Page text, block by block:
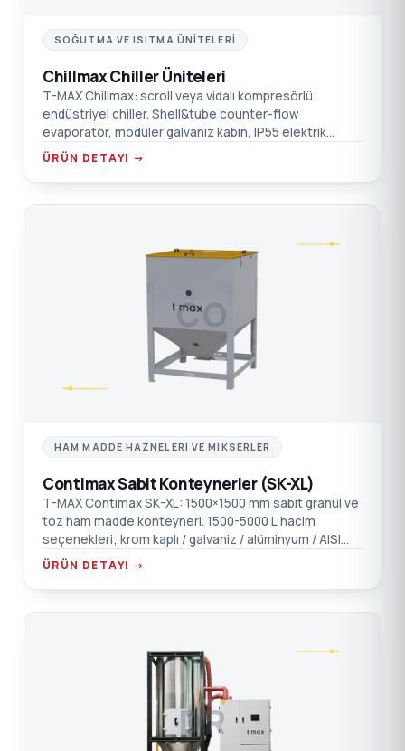
SOĞUTMA VE ISITMA ÜNITELERI
Chillmax Chiller Üniteleri
T-MAX Chillmax: scroll veya vidalı kompresörlü
endüstriyel chiller. Shell&tube counter-flow
evaporatör, modüler galvaniz kabin, IP55 elektrik
panosu, mikroişlemci (Carel/Dixell) kontrolü.
ÜRÜN DETAYI →
CO
HAM MADDE HAZNELERI VE MIKSERLER
Contimax Sabit Konteynerler (SK-XL)
T-MAX Contimax SK-XL: 1500×1500 mm sabit granül ve
toz ham madde konteyneri. 1500-5000 L hacim
seçenekleri; krom kaplı / galvaniz / alüminyum / AISI
304 SST malzeme.
ÜRÜN DETAYI →
DR